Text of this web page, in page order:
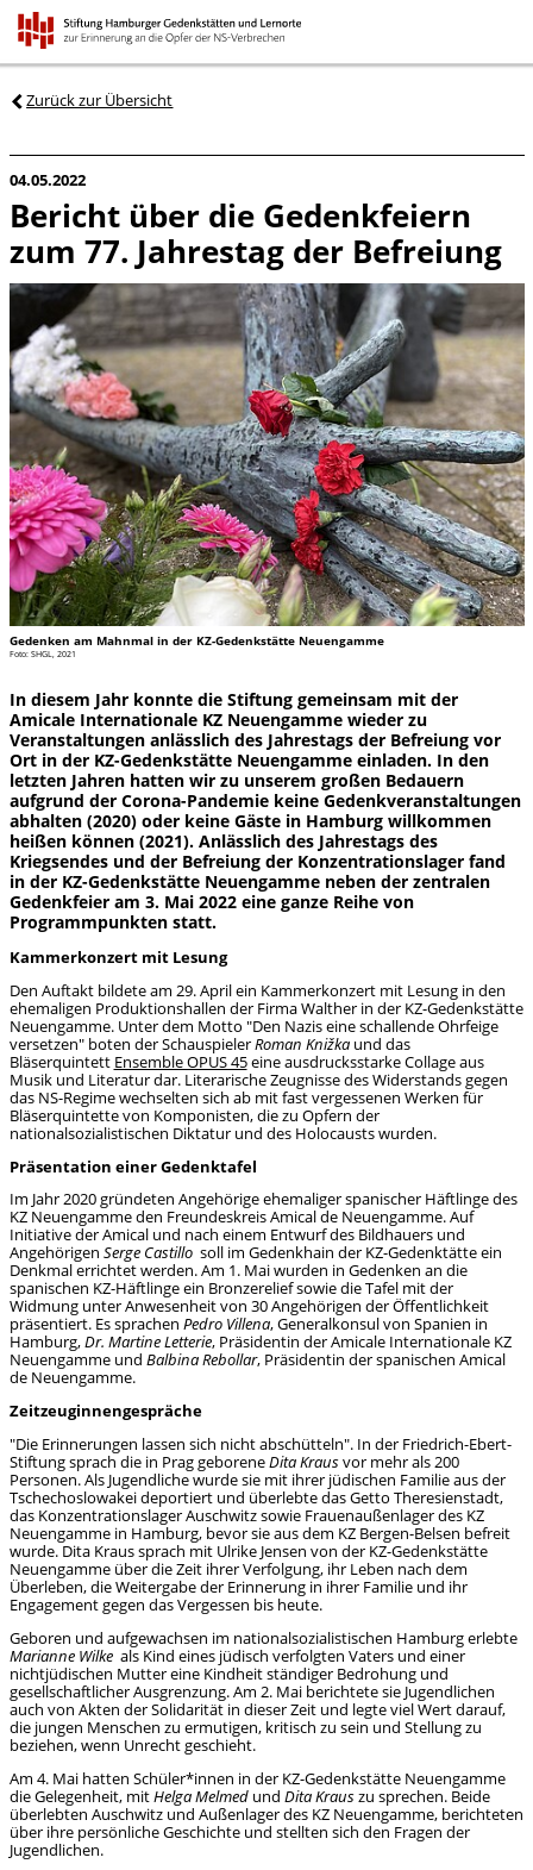
Zurück zur Übersicht
04.05.2022
Bericht über die Gedenkfeiern
zum 77. Jahrestag der Befreiung
Gedenken am Mahnmal in der KZ-Gedenkstätte Neuengamme
Foto: SHGL, 2021
In diesem Jahr konnte die Stiftung gemeinsam mit der
Amicale Internationale KZ Neuengamme wieder zu
Veranstaltungen anlässlich des Jahrestags der Befreiung vor
Ort in der KZ-Gedenkstätte Neuengamme einladen. In den
letzten Jahren hatten wir zu unserem großen Bedauern
aufgrund der Corona-Pandemie keine Gedenkveranstaltungen
abhalten (2020) oder keine Gäste in Hamburg willkommen
heißen können (2021). Anlässlich des Jahrestags des
Kriegsendes und der Befreiung der Konzentrationslager fand
in der KZ-Gedenkstätte Neuengamme neben der zentralen
Gedenkfeier am 3. Mai 2022 eine ganze Reihe von
Programmpunkten statt.
Kammerkonzert mit Lesung
Den Auftakt bildete am 29. April ein Kammerkonzert mit Lesung in den
ehemaligen Produktionshallen der Firma Walther in der KZ-Gedenkstätte
Neuengamme. Unter dem Motto "Den Nazis eine schallende Ohrfeige
versetzen" boten der SchauspielerRoman Knižkaund das
Bläserquintett Ensemble OPUS 45eine ausdrucksstarke Collage aus
Musik und Literatur dar. Literarische Zeugnisse des Widerstands gegen
das NS-Regime wechselten sich ab mit fast vergessenen Werken für
Bläserquintette von Komponisten, die zu Opfern der
nationalsozialistischen Diktatur und des Holocausts wurden.
Präsentation einer Gedenktafel
Im Jahr 2020 gründeten Angehörige ehemaliger spanischer Häftlinge des
KZ Neuengamme den Freundeskreis Amical de Neuengamme. Auf
Initiative der Amical und nach einem Entwurf des Bildhauers und
Angehörigen Serge Castillo soll im Gedenkhain der KZ-Gedenktätte ein
Denkmal errichtet werden. Am 1. Mai wurden in Gedenken an die
spanischen KZ-Häftlinge ein Bronzerelief sowie die Tafel mit der
Widmung unter Anwesenheit von 30 Angehörigen der Öffentlichkeit
präsentiert. Es sprachen Pedro Villena, Generalkonsul von Spanien in
Hamburg,Dr. Martine Letterie, Präsidentin der Amicale Internationale KZ
Neuengamme und Balbina Rebollar, Präsidentin der spanischen Amical
de Neuengamme.
Zeitzeuginnengespräche
"Die Erinnerungen lassen sich nicht abschütteln". In der Friedrich-Ebert-
Stiftung sprach die in Prag geboreneDita Krausvor mehr als 200
Personen. Als Jugendliche wurde sie mit ihrer jüdischen Familie aus der
Tschechoslowakei deportiert und überlebte das Getto Theresienstadt,
das Konzentrationslager Auschwitz sowie Frauenaußenlager des KZ
Neuengamme in Hamburg, bevor sie aus dem KZ Bergen-Belsen befreit
wurde. Dita Kraus sprach mit Ulrike Jensen von der KZ-Gedenkstätte
Neuengamme über die Zeit ihrer Verfolgung, ihr Leben nach dem
Überleben, die Weitergabe der Erinnerung in ihrer Familie und ihr
Engagement gegen das Vergessen bis heute.
Geboren und aufgewachsen im nationalsozialistischen Hamburg erlebte
Marianne Wilkeals Kind eines jüdisch verfolgten Vaters und einer
nichtjüdischen Mutter eine Kindheit ständiger Bedrohung und
gesellschaftlicher Ausgrenzung. Am 2. Mai berichtete sie Jugendlichen
auch von Akten der Solidarität in dieser Zeit und legte viel Wert darauf,
die jungen Menschen zu ermutigen, kritisch zu sein und Stellung zu
beziehen, wenn Unrecht geschieht.
Am 4. Mai hatten Schüler*innen in der KZ-Gedenkstätte Neuengamme
die Gelegenheit, mitHelga Melmedund Dita Krauszu sprechen. Beide
überlebten Auschwitz und Außenlager des KZ Neuengamme, berichteten
über ihre persönliche Geschichte und stellten sich den Fragen der
Jugendlichen.